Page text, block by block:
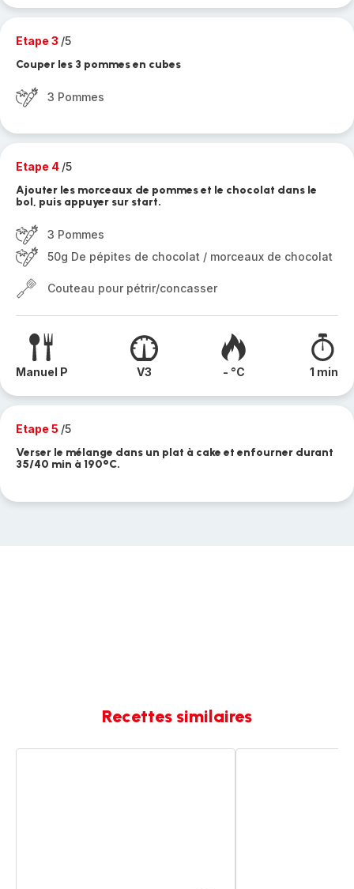
Etape 3 /5
Couper les 3 pommes en cubes
3 Pommes
Etape 4 /5
Ajouter les morceaux de pommes et le chocolat dans le
bol, puis appuyer sur start.
3 Pommes
50g De pépites de chocolat / morceaux de chocolat
Couteau pour pétrir/concasser
Manuel P V3 - °C 1 min
Etape 5 /5
Verser le mélange dans un plat à cake et enfourner durant
35/40 min à 190°C.
Recettes similaires